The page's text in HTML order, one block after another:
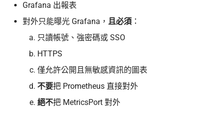
Grafana 出報表
對外只能曝光 Grafana， 且必須 ：
只讀帳號、強密碼或 SSO
HTTPS
僅允許公開且無敏感資訊的圖表
不要把 Prometheus 直接對外
絕不把 MetricsPort 對外